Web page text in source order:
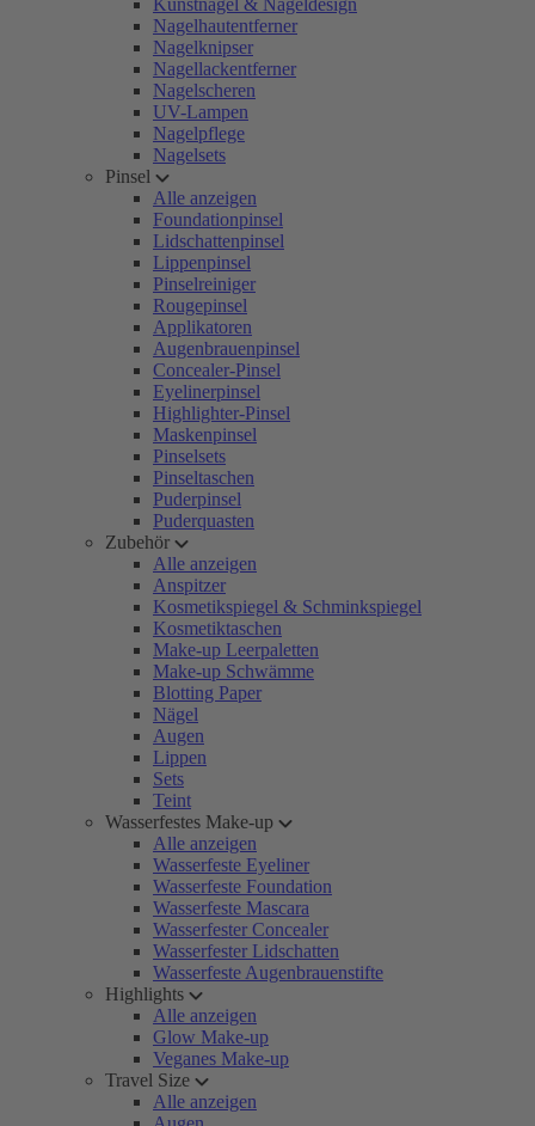
Kunstnägel & Nageldesign
Nagelhautentferner
Nagelknipser
Nagellackentferner
Nagelscheren
UV-Lampen
Nagelpflege
Nagelsets
Pinsel
Alle anzeigen
Foundationpinsel
Lidschattenpinsel
Lippenpinsel
Pinselreiniger
Rougepinsel
Applikatoren
Augenbrauenpinsel
Concealer-Pinsel
Eyelinerpinsel
Highlighter-Pinsel
Maskenpinsel
Pinselsets
Pinseltaschen
Puderpinsel
Puderquasten
Zubehör
Alle anzeigen
Anspitzer
Kosmetikspiegel & Schminkspiegel
Kosmetiktaschen
Make-up Leerpaletten
Make-up Schwämme
Blotting Paper
Nägel
Augen
Lippen
Sets
Teint
Wasserfestes Make-up
Alle anzeigen
Wasserfeste Eyeliner
Wasserfeste Foundation
Wasserfeste Mascara
Wasserfester Concealer
Wasserfester Lidschatten
Wasserfeste Augenbrauenstifte
Highlights
Alle anzeigen
Glow Make-up
Veganes Make-up
Travel Size
Alle anzeigen